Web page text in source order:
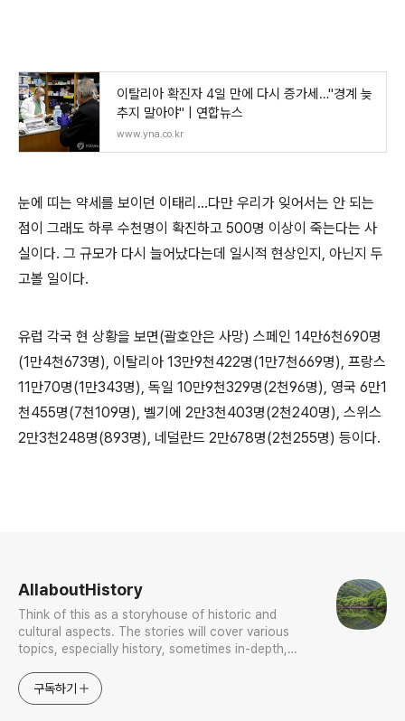
이탈리아 확진자 4일 만에 다시 증가세…"경계 늦
추지 말아야" | 연합뉴스
www.yna.co.kr
눈에 띠는 약세를 보이던 이태리...다만 우리가 잊어서는 안 되는
점이 그래도 하루 수천명이 확진하고 500명 이상이 죽는다는 사
실이다. 그 규모가 다시 늘어났다는데 일시적 현상인지, 아닌지 두
고볼 일이다.
유럽 각국 현 상황을 보면(괄호안은 사망) 스페인 14만6천690명
(1만4천673명), 이탈리아 13만9천422명(1만7천669명), 프랑스
11만70명(1만343명), 독일 10만9천329명(2천96명), 영국 6만1
천455명(7천109명), 벨기에 2만3천403명(2천240명), 스위스
2만3천248명(893명), 네덜란드 2만678명(2천255명) 등이다.
AllaboutHistory
Think of this as a storyhouse of historic and
cultural aspects. The stories will cover various
topics, especially history, sometimes in-depth,
approach will be to resist any common sense or
generalized viewpoint
구독하기